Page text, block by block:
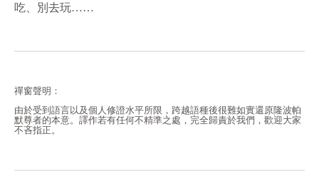
吃、別去玩……
禪窗聲明：
由於受到語言以及個人修證水平所限，跨越語種後很難如實還原隆波帕
默尊者的本意。譯作若有任何不精準之處，完全歸責於我們，歡迎大家
不吝指正。